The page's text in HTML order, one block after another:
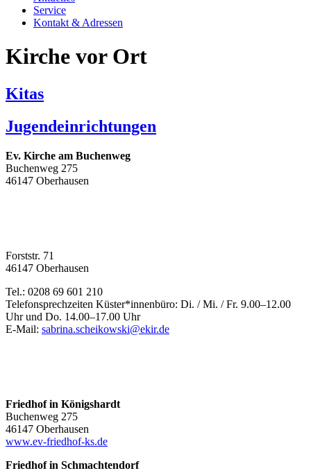
Service
Kontakt & Adressen
Kirche vor Ort
Kitas
Jugendeinrichtungen
Ev. Kirche am Buchenweg
Buchenweg 275
46147 Oberhausen
Forststr. 71
46147 Oberhausen
Tel.: 0208 69 601 210
Telefonsprechzeiten Küster*innenbüro: Di. / Mi. / Fr. 9.00–12.00
Uhr und Do. 14.00–17.00 Uhr
E-Mail: sabrina.scheikowski@ekir.de
Friedhof in Königshardt
Buchenweg 275
46147 Oberhausen
www.ev-friedhof-ks.de
Friedhof in Schmachtendorf